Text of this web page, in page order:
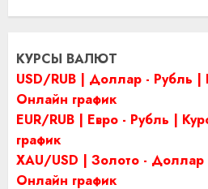
КУРСЫ ВАЛЮТ
USD/RUB | Доллар - Рубль |
Онлайн график
EUR/RUB | Евро - Рубль |
график
XAU/USD | Золото - Доллар
Онлайн график